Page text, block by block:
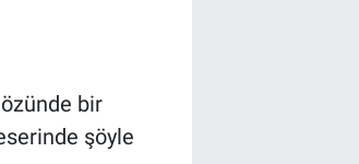
bir
şöyle